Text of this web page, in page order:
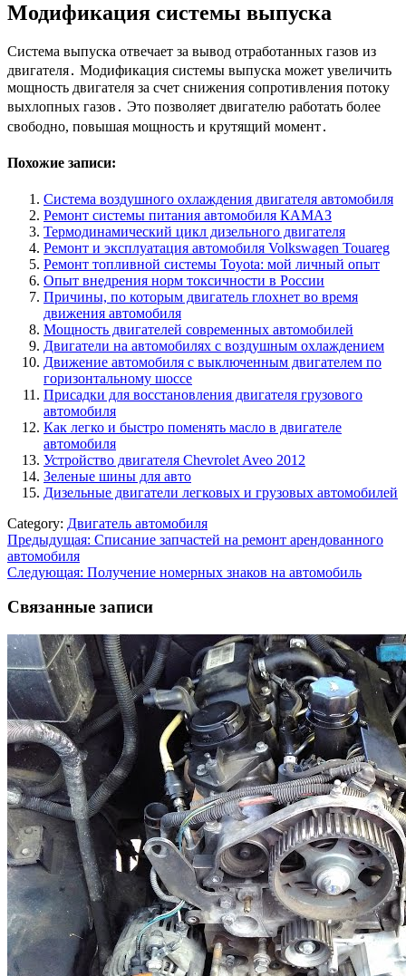
Модификация системы выпуска
Система выпуска отвечает за вывод отработанных газов из
двигателя․ Модификация системы выпуска может увеличить
мощность двигателя за счет снижения сопротивления потоку
выхлопных газов․ Это позволяет двигателю работать более
свободно, повышая мощность и крутящий момент․
Похожие записи:
Система воздушного охлаждения двигателя автомобиля
Ремонт системы питания автомобиля КАМАЗ
Термодинамический цикл дизельного двигателя
Ремонт и эксплуатация автомобиля Volkswagen Touareg
Ремонт топливной системы Toyota: мой личный опыт
Опыт внедрения норм токсичности в России
Причины, по которым двигатель глохнет во время
движения автомобиля
Мощность двигателей современных автомобилей
Двигатели на автомобилях с воздушным охлаждением
Движение автомобиля с выключенным двигателем по
горизонтальному шоссе
Присадки для восстановления двигателя грузового
автомобиля
Как легко и быстро поменять масло в двигателе
автомобиля
Устройство двигателя Chevrolet Aveo 2012
Зеленые шины для авто
Дизельные двигатели легковых и грузовых автомобилей
Category: Двигатель автомобиля
Навигация
по
Предыдущая: Списание запчастей на ремонт арендованного
автомобиля
Следующая: Получение номерных знаков на автомобиль
Связанные записи